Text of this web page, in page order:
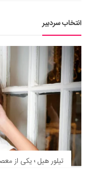
انتخاب سردبیر
تیلور هیل ؛ یکی از